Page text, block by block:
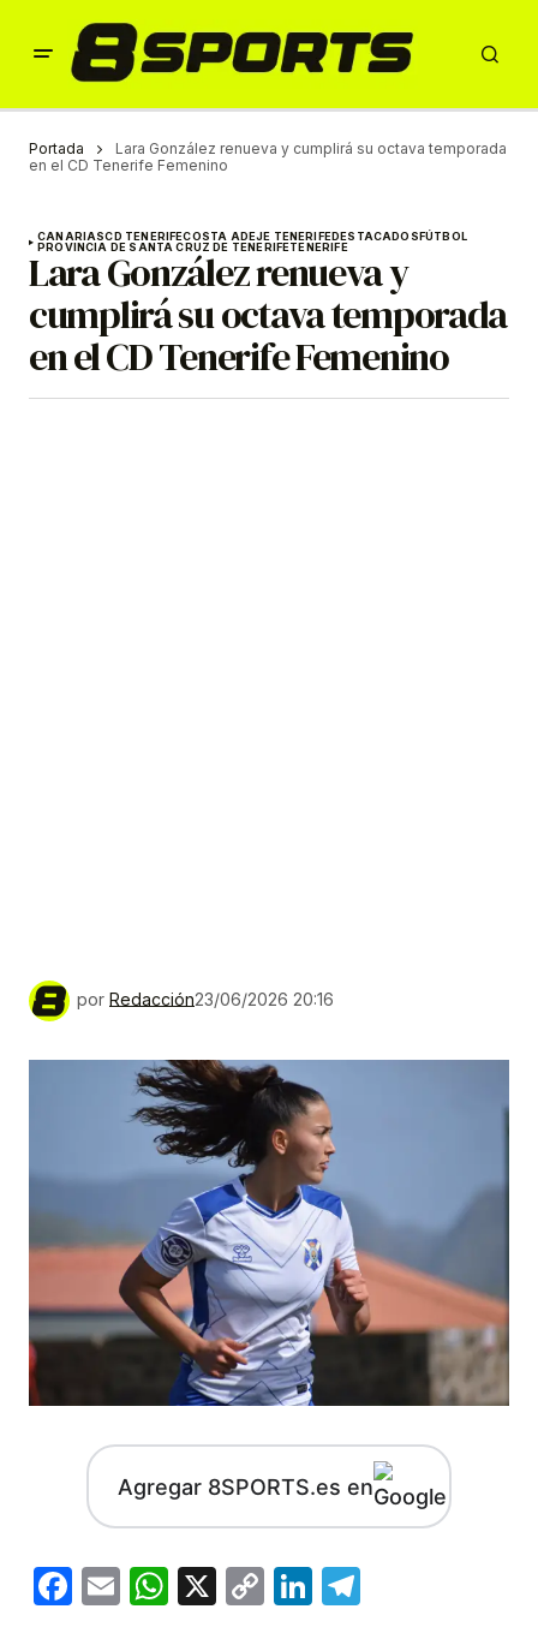
Portada
Lara González renueva y cumplirá su octava temporada
en el CD Tenerife Femenino
CANARIASCD TENERIFECOSTA ADEJE TENERIFEDESTACADOSFÚTBOL
PROVINCIA DE SANTA CRUZ DE TENERIFETENERIFE
Lara González renueva y
cumplirá su octava temporada
en el CD Tenerife Femenino
por Redacción23/06/2026 20:16
Agregar 8SPORTS.es en
Facebook
EmailWhatsApp
X
CopyLinkedIn